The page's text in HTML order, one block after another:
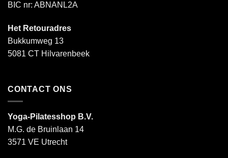
BIC nr: ABNANL2A
Het Retouradres
Bukkumweg 13
5081 CT Hilvarenbeek
CONTACT ONS
Yoga-Pilatesshop B.V.
M.G. de Bruinlaan 14
3571 VE Utrecht